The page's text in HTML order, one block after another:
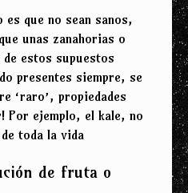
que no sean sanos,
unas zanahorias o
de estos supuestos
presentes siempre, se
‘raro’, propiedades
Por ejemplo, el kale, no
toda la vida
de fruta o